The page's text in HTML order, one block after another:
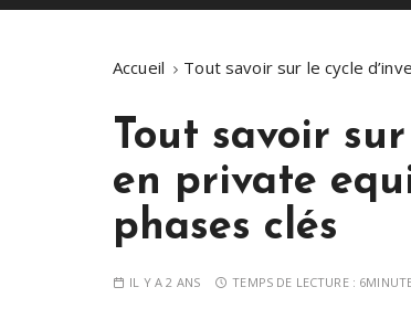
n
Accueil Tout savoir sur le cycle
Tout savoir
en private
phases clés
IL Y A 2 ANS TEMPS DE LECTURE :